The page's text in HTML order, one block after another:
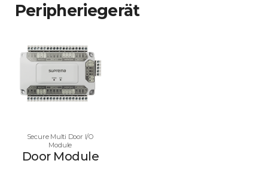
Peripheriegerät
Secure Multi Door I/O
Module
Door Module